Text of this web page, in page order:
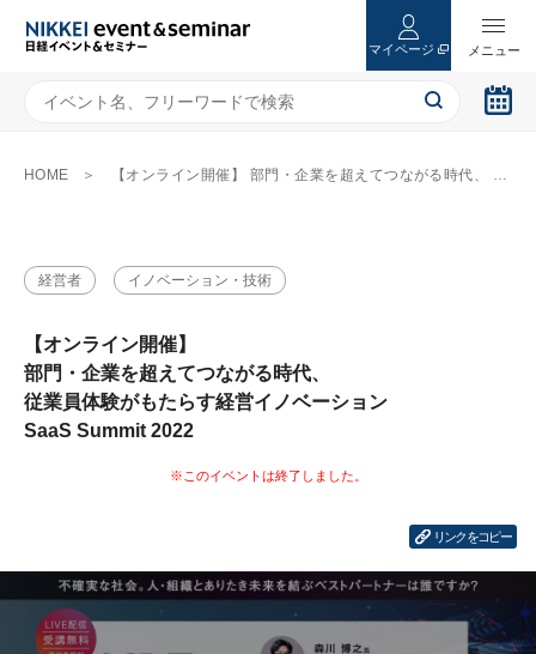
マイページ
HOME 【オンライン開催】 部門・企業を超えてつながる時代、 従業員体験がもたらす経営イノベーション SaaS Summit 2022
経営者 イノベーション・技術
【オンライン開催】
部門・企業を超えてつながる時代、
従業員体験がもたらす経営イノベーション
SaaS Summit 2022
リンクをコピー